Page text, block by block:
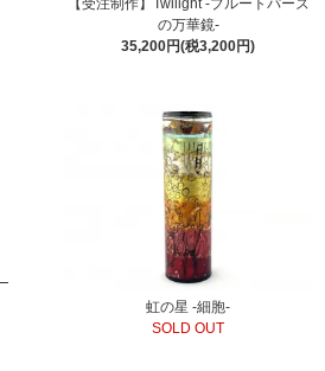
【受注制作】Twilight -ブルートパーズ
の万華鏡-
35,200円(税3,200円)
虹の星 -細胞-
SOLD OUT